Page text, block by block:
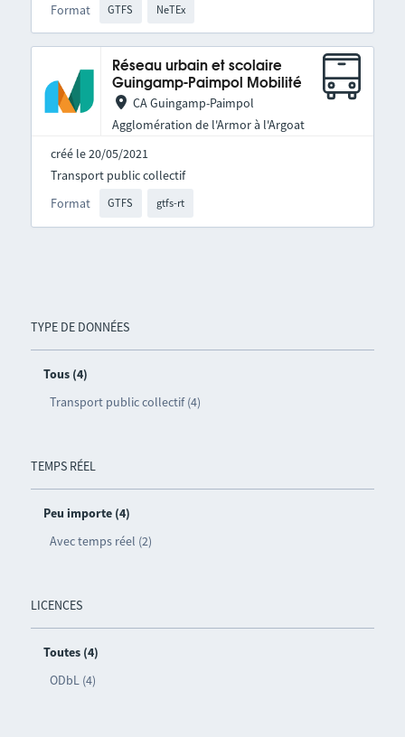
TYPE DE DONNÉES
Tous (4)
Transport public collectif (4)
TEMPS RÉEL
Peu importe (4)
Avec temps réel (2)
LICENCES
Toutes (4)
ODbL (4)
Format GTFS NeTEx
Réseau urbain et scolaire
Guingamp-Paimpol Mobilité
CA Guingamp-Paimpol
Agglomération de l'Armor à l'Argoat
créé le 20/05/2021
Format GTFS gtfs-rt
Transport public collectif